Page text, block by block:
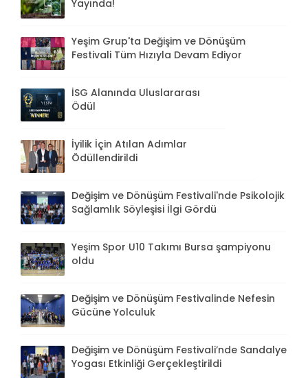
Yayında!
Yeşim Grup'ta Değişim ve Dönüşüm
Festivali Tüm Hızıyla Devam Ediyor
İSG Alanında Uluslararası
Ödül
İyilik İçin Atılan Adımlar
Ödüllendirildi
Değişim ve Dönüşüm Festivali'nde Psikolojik
Sağlamlık Söyleşisi İlgi Gördü
Yeşim Spor U10 Takımı Bursa şampiyonu
oldu
Değişim ve Dönüşüm Festivalinde Nefesin
Gücüne Yolculuk
Değişim ve Dönüşüm Festivali’nde Sandalye
Yogası Etkinliği Gerçekleştirildi